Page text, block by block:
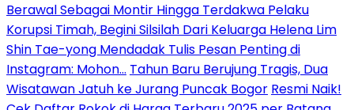
Berawal Sebagai Montir Hingga Terdakwa Pelaku
Korupsi Timah, Begini Silsilah Dari Keluarga Helena Lim
Shin Tae-yong Mendadak Tulis Pesan Penting di
Instagram: Mohon… Tahun Baru Berujung Tragis, Dua
Wisatawan Jatuh ke Jurang Puncak Bogor Resmi Naik!